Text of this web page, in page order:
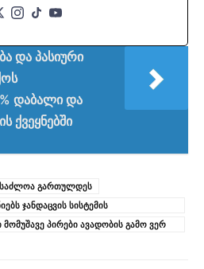
და პასიური
დაბალი და
ქვეყნებში
გართულდეს
ჯანდაცვის სისტემის
პირები ავადობის გამო ვერ